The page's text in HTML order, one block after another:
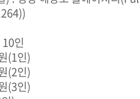
인
(1인)
(2인)
(3인)